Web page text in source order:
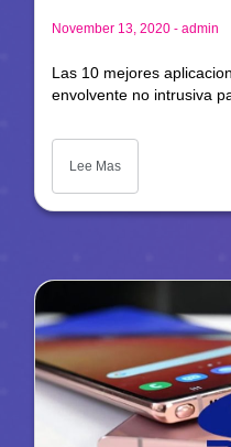
November 13, 2020 - admin
Las 10 mejores
envolvente no intrusiva
Lee Mas